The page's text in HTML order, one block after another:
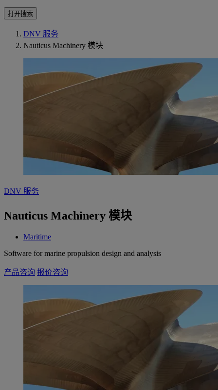
打开搜索
DNV 服务
Nauticus Machinery 模块
DNV 服务
Nauticus Machinery 模块
Maritime
Software for marine propulsion design and analysis
产品咨询 报价咨询